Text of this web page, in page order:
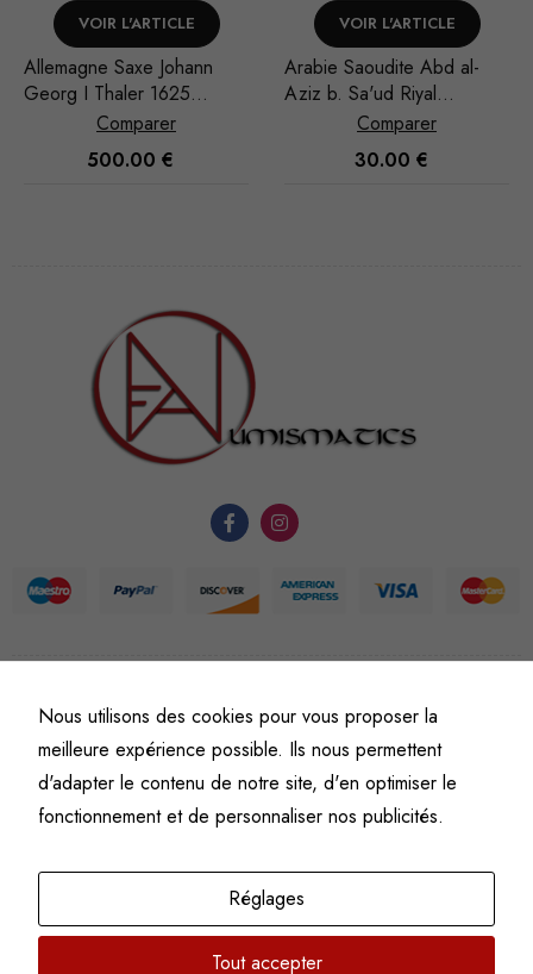
VOIR L'ARTICLE
Arabie Saoudite Abd al-
Aziz b. Sa'ud Riyal
1951/AH 1370
Comparer
30.00 €
VOIR L'ARTICLE
Arabie Saoudite Abd al-
Aziz b. Sa'ud Riyal
1948/AH 1367
Comparer
35.00 €
© Fine art numismatics
Politique de confidentialitéConditions générales de vente et d’utilisation
Mentions légales
Nous utilisons des cookies pour vous proposer la
meilleure expérience possible. Ils nous permettent
d'adapter le contenu de notre site, d'en optimiser le
fonctionnement et de personnaliser nos publicités.
Réglages
Tout accepter
fonctionnement
Statistiques
Afin que
puissions
fonctionnalité
et la
structure du
site Web, en
fonction de
en est fait.